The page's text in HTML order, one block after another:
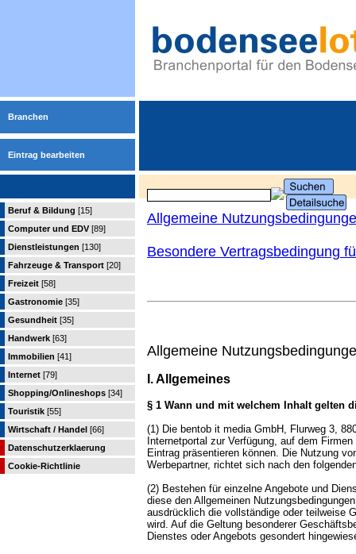
Branchen
Eintrag bearbeiten
Beruf & Bildung [15]
Computer und EDV [89]
Dienstleistungen [130]
Fahrzeuge & Transport [20]
Freizeit [58]
Gastronomie [35]
Gesundheit [35]
Handwerk [63]
Immobilien [41]
Internet [79]
Shopping/Onlineshops [34]
Touristik [55]
Wirtschaft / Handel [66]
Datenschutzerklaerung
Cookie-Richtlinie
Allgemeine
Besondere Vertragsbedingung
Allgemeine
I. Allgemeines
§ 1 Wann und mit welchem Inhalt gelten
(1) Die bentob it media GmbH, Flurweg 3,
Internetportal zur Verfügung, auf dem Firmen
Eintrag präsentieren können. Die Nutzung
Werbepartner, richtet sich nach den
(2) Bestehen für einzelne Angebote und
diese den Allgemeinen
ausdrücklich die vollständige oder teilweise
wird. Auf die Geltung besonderer
Dienstes oder Angebots gesondert